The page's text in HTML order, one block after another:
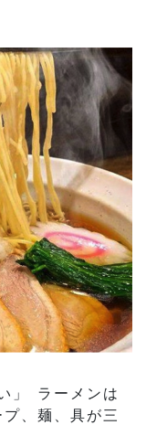
」 ラーメンは
、麺、具が三